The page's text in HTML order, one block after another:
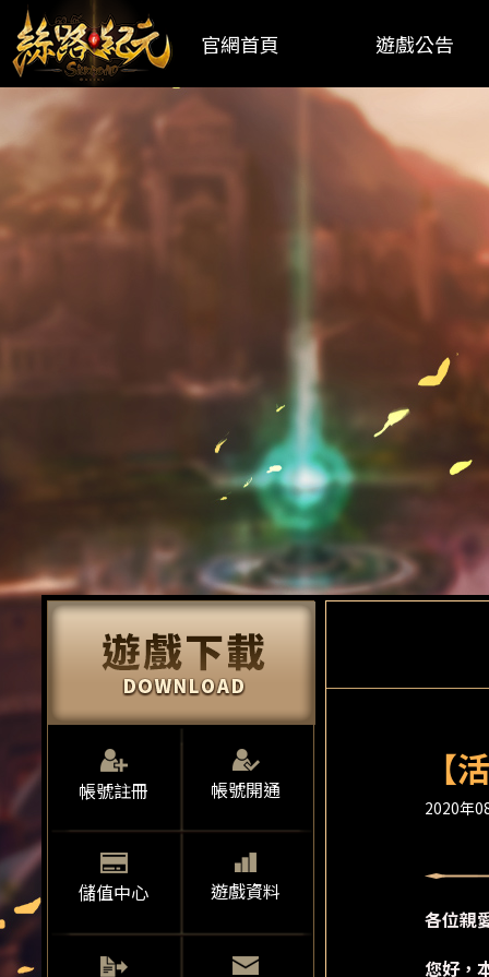
官網首頁 遊戲公告
帳號註冊 帳號開通
儲值中心 遊戲資料
【
2020年
各位親
您好，